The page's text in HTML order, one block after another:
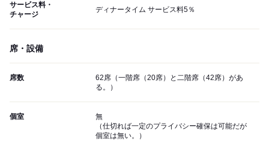
サービス料・
チャージ
ディナータイム サービス料5％
席・設備
席数
62席（一階席（20席）と二階席（42席）があ
る。）
個室
無
（仕切れば一定のプライバシー確保は可能だが
個室は無い。）